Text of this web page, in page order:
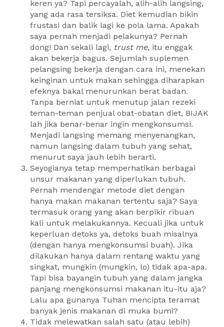
keren ya? Tapi percayalah, alih-alih langsing,
yang ada rasa tersiksa. Diet kemudian bikin
frustasi dan balik lagi ke pola lama. Apakah
saya pernah menjadi pelakunya? Pernah
dong! Dan sekali lagi, trust me, itu enggak
akan bekerja bagus. Sejumlah suplemen
pelangsing bekerja dengan cara ini, menekan
keinginan untuk makan sehingga diharapkan
efeknya bakal menurunkan berat badan.
Tanpa berniat untuk menutup jalan rezeki
teman-teman penjual obat-obatan diet, BIJAK
lah jika benar-benar ingin mengkonsumsi.
Menjadi langsing memang menyenangkan,
namun langsing dalam tubuh yang sehat,
menurut saya jauh lebih berarti.
Seyogianya tetap memperhatikan berbagai
unsur makanan yang diperlukan tubuh.
Pernah mendengar metode diet dengan
hanya makan makanan tertentu saja? Saya
termasuk orang yang akan berpikir ribuan
kali untuk melakukannya. Kecuali jika untuk
keperluan detoks ya, detoks buah misalnya
(dengan hanya mengkonsumsi buah). Jika
dilakukan hanya dalam rentang waktu yang
singkat, mungkin (mungkin, lo) tidak apa-apa.
Tapi bisa bayangin tubuh yang dalam jangka
panjang mengkonsumsi makanan itu-itu aja?
Lalu apa gunanya Tuhan mencipta teramat
banyak jenis makanan di muka bumi?
Tidak melewatkan salah satu (atau lebih)